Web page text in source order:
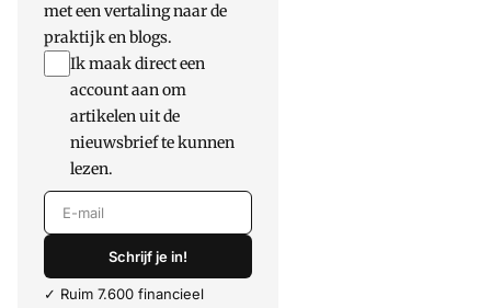
met een vertaling naar de
praktijk en blogs.
Ik maak direct een
account aan om
artikelen uit de
nieuwsbrief te kunnen
lezen.
E-mail
Schrijf je in!
✓ Ruim 7.600 financieel